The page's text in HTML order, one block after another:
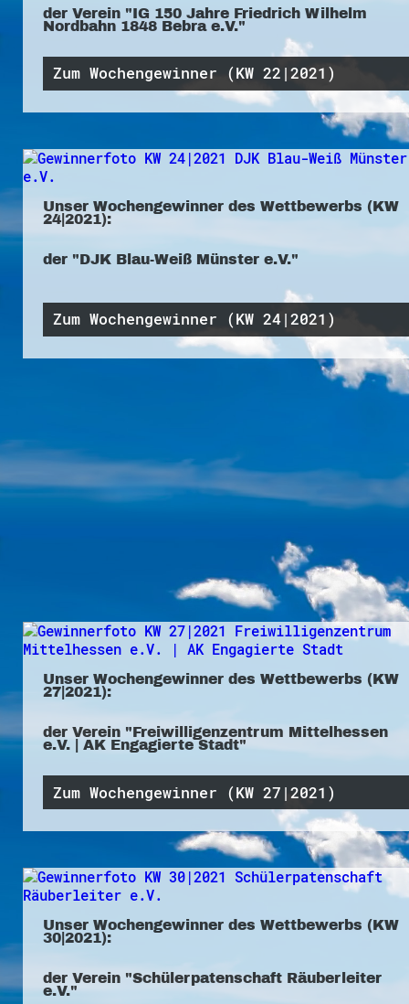
der Verein "IG 150 Jahre Friedrich Wilhelm
Nordbahn 1848 Bebra e.V."
Zum Wochengewinner (KW 22|2021)
Unser Wochengewinner des Wettbewerbs (KW
24|2021):
der "DJK Blau-Weiß Münster e.V."
Zum Wochengewinner (KW 24|2021)
Unser Wochengewinner des Wettbewerbs (KW
27|2021):
der Verein "Freiwilligenzentrum Mittelhessen
e.V. | AK Engagierte Stadt"
Zum Wochengewinner (KW 27|2021)
Unser Wochengewinner des Wettbewerbs (KW
30|2021):
der Verein "Schülerpatenschaft Räuberleiter
e.V."